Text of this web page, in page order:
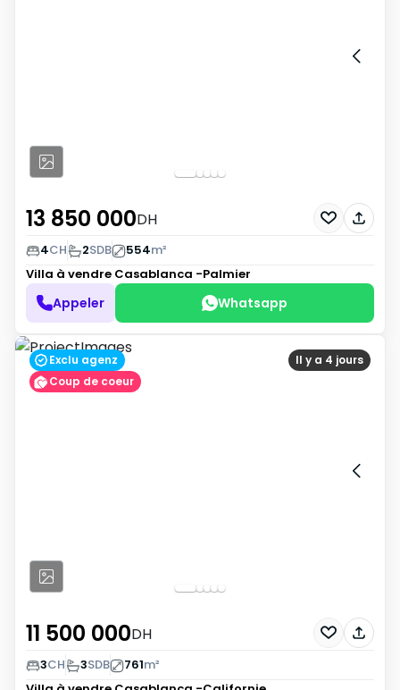
13 850 000DH
4CH 2SDB 554m²
Villa à vendre Casablanca -Palmier
Appeler Whatsapp
Il y a 4 jours
Exclu agenz
Coup de coeur
11 500 000DH
3CH 3SDB 761m²